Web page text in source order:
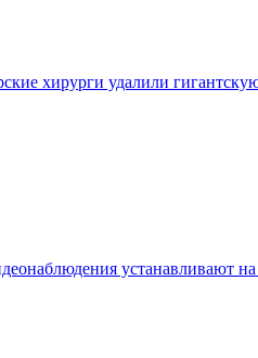
хирурги удалили
устанавливают